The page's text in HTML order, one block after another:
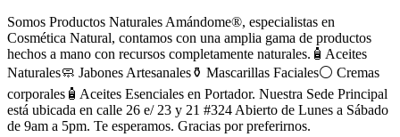
Somos Productos Naturales Amándome®, especialistas en
Cosmética Natural, contamos con una amplia gama de productos
hechos a mano con recursos completamente naturales.🧴Aceites
Naturales🧼 Jabones Artesanales⚱️ Mascarillas Faciales⚪ Cremas
corporales🧴Aceites Esenciales en Portador. Nuestra Sede Principal
está ubicada en calle 26 e/ 23 y 21 #324 Abierto de Lunes a Sábado
de 9am a 5pm. Te esperamos. Gracias por preferirnos.